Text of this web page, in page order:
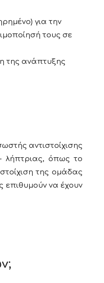
για την
τους σε
της ανάπτυξης
αντιστοίχισης
λήπτριας, όπως το
της ομάδας
επιθυμούν να έχουν